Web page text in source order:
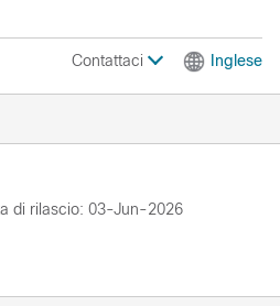
Contattaci Inglese
di rilascio: 03-Jun-2026